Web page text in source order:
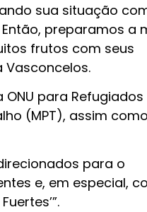
sua situação
preparamos a
frutos com seus
Vasconcelos.
para Refugiados
(MPT), assim como
para o
e, em especial,